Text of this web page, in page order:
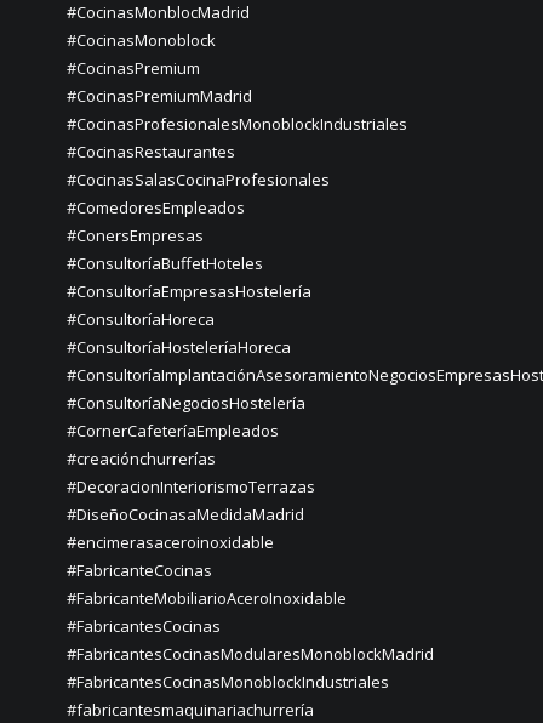
#CocinasMonblocMadrid
#CocinasMonoblock
#CocinasPremium
#CocinasPremiumMadrid
#CocinasProfesionalesMonoblockIndustriales
#CocinasRestaurantes
#CocinasSalasCocinaProfesionales
#ComedoresEmpleados
#ConersEmpresas
#ConsultoríaBuffetHoteles
#ConsultoríaEmpresasHostelería
#ConsultoríaHoreca
#ConsultoríaHosteleríaHoreca
#ConsultoríaNegociosHostelería
#CornerCafeteríaEmpleados
#creaciónchurrerías
#DecoracionInteriorismoTerrazas
#DiseñoCocinasaMedidaMadrid
#encimerasaceroinoxidable
#FabricanteCocinas
#FabricanteMobiliarioAceroInoxidable
#FabricantesCocinas
#FabricantesCocinasModularesMonoblockMadrid
#FabricantesCocinasMonoblockIndustriales
#fabricantesmaquinariachurrería